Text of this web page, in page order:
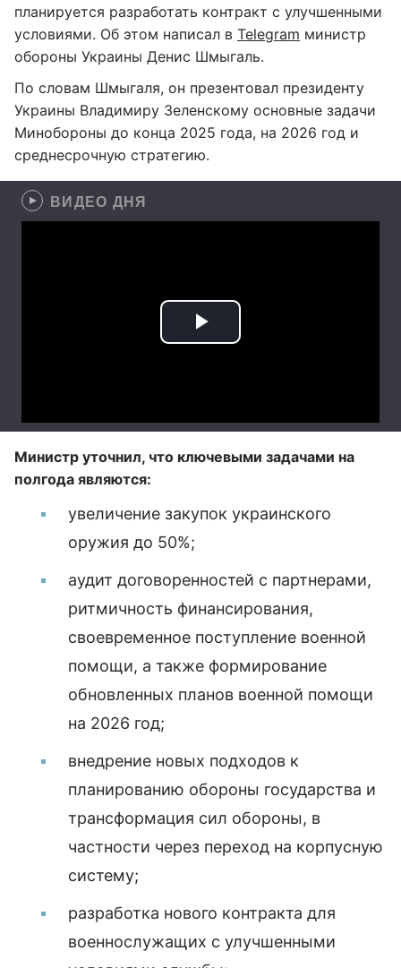
планируется разработать контракт с улучшенными
условиями. Об этом написал в Telegram министр
обороны Украины Денис Шмыгаль.
По словам Шмыгаля, он презентовал президенту
Украины Владимиру Зеленскому основные задачи
Минобороны до конца 2025 года, на 2026 год и
среднесрочную стратегию.
ВИДЕО ДНЯ
Министр уточнил, что ключевыми задачами на
полгода являются:
увеличение закупок украинского
оружия до 50%;
аудит договоренностей с партнерами,
ритмичность финансирования,
своевременное поступление военной
помощи, а также формирование
обновленных планов военной помощи
на 2026 год;
внедрение новых подходов к
планированию обороны государства и
трансформация сил обороны, в
частности через переход на корпусную
систему;
разработка нового контракта для
военнослужащих с улучшенными